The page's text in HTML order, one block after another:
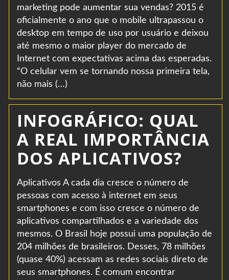
marketing pode aumentar sua vendas? 2015 é
oficialmente o ano que o mobile ultrapassou o
desktop em tempo de uso por usuário e deixou
até mesmo o maior player do mercado de
Internet com expectativas acima das esperadas.
“O celular vem se tornando nossa primeira tela,
não mais (…)
INFOGRÁFICO: QUAL
A REAL IMPORTÂNCIA
DOS APLICATIVOS?
Aplicativos A cada dia cresce o número de
pessoas com acesso à internet em seus
smartphones e com isso cresce o número de
aplicativos compartilhados e a variedade dos
mesmos. O Brasil hoje possui uma população de
204 milhões de brasileiros. Desses, 78 milhões
(quase 40%) acessam as redes sociais direto de
seus smartphones. É comum encontrar